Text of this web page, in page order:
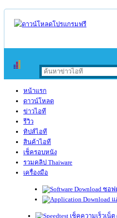
หน้าแรก
ดาวน์โหลด
ข่าวไอที
รีวิว
ทิปส์ไอที
สินค้าไอที
เช็ครอบหนัง
รวมคลิป Thaiware
เครื่องมือ
ซอฟ
เช็คความเร็วเน็ต